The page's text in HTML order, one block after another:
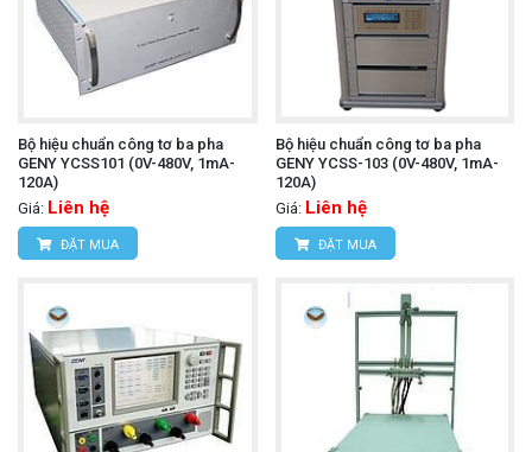
Bộ hiệu chuẩn công tơ ba pha
GENY YCSS101 (0V-480V, 1mA-
120A)
Giá: Liên hệ
ĐẶT MUA
Bộ hiệu chuẩn công tơ ba pha
GENY YCSS-103 (0V-480V, 1mA-
120A)
Giá: Liên hệ
ĐẶT MUA